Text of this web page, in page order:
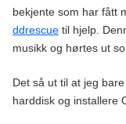
bekjente som har fått
ddrescue til hjelp.
musikk og hørtes ut
Det så ut til at jeg
harddisk og installere